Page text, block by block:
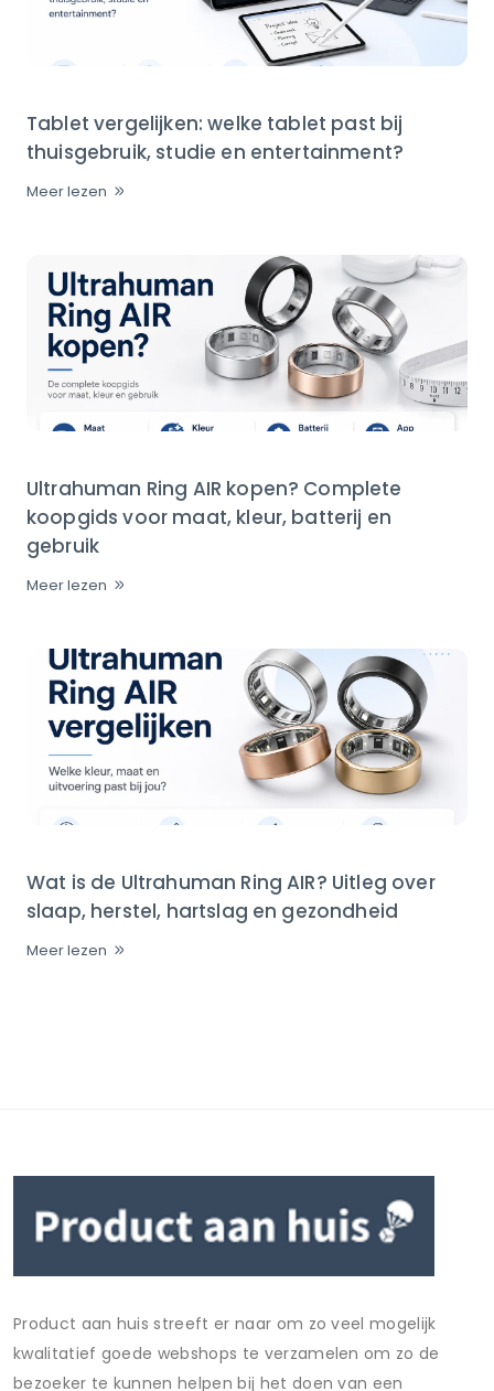
Tablet vergelijken: welke tablet past bij
thuisgebruik, studie en entertainment?
Meer lezen
Ultrahuman Ring AIR kopen? Complete
koopgids voor maat, kleur, batterij en
gebruik
Meer lezen
Wat is de Ultrahuman Ring AIR? Uitleg over
slaap, herstel, hartslag en gezondheid
Meer lezen
Product aan huis streeft er naar om zo veel mogelijk
kwalitatief goede webshops te verzamelen om zo de
bezoeker te kunnen helpen bij het doen van een